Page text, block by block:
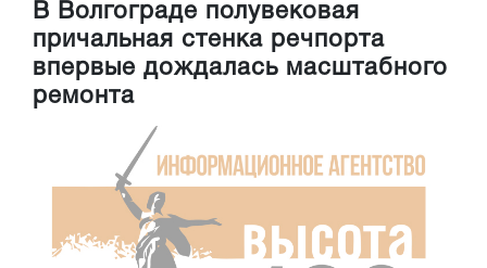
В Волгограде полувековая
причальная стенка речпорта
впервые дождалась масштабного
ремонта